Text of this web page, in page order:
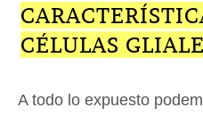
CÉLULAS
A todo lo expuesto